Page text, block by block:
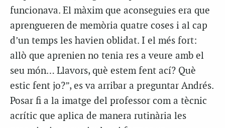
funcionava. El màxim que aconseguies era que
aprengueren de memòria quatre coses i al cap
d’un temps les havien oblidat. I el més fort:
allò que aprenien no tenia res a veure amb el
seu món… Llavors, què estem fent ací? Què
estic fent jo?”, es va arribar a preguntar Andrés.
Posar fi a la imatge del professor com a tècnic
acrític que aplica de manera rutinària les